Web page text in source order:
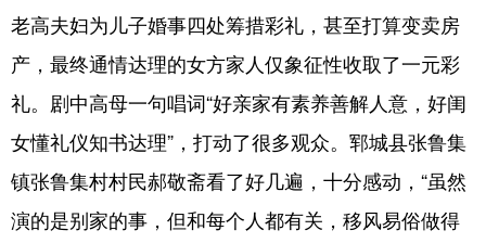
老高夫妇为儿子婚事四处筹措彩礼，甚至打算变卖房
产，最终通情达理的女方家人仅象征性收取了一元彩
礼。剧中高母一句唱词“好亲家有素养善解人意，好闺
女懂礼仪知书达理”，打动了很多观众。郓城县张鲁集
镇张鲁集村村民郝敬斋看了好几遍，十分感动，“虽然
演的是别家的事，但和每个人都有关，移风易俗做得